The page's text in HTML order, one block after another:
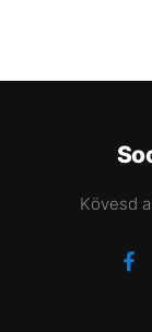
Kövesd